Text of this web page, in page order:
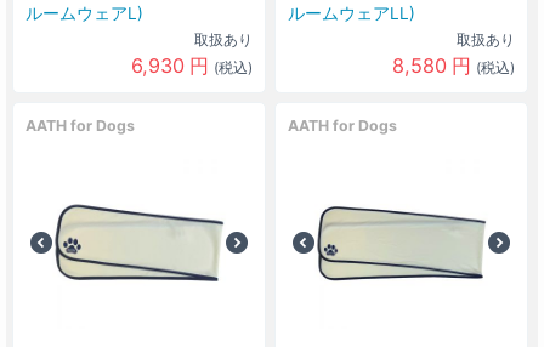
ルームウェアL)
取扱あり
6,930 円 (税込)
ルームウェアLL)
取扱あり
8,580 円 (税込)
AATH for Dogs AATH for Dogs